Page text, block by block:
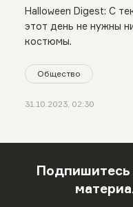
Halloween Digest: С текущей новостной повесткой в
этот день не нужны
костюмы.
Общество
31.10.2023, 02:30